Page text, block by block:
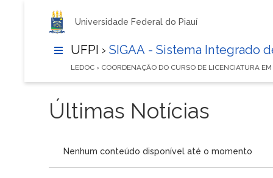
Universidade Federal do Piauí
UFPI › SIGAA - Sistema Integrado
LEDOC › COORDENAÇÃO DO CURSO DE LICENCIATURA
Últimas Notícias
Nenhum conteúdo disponível até o momento